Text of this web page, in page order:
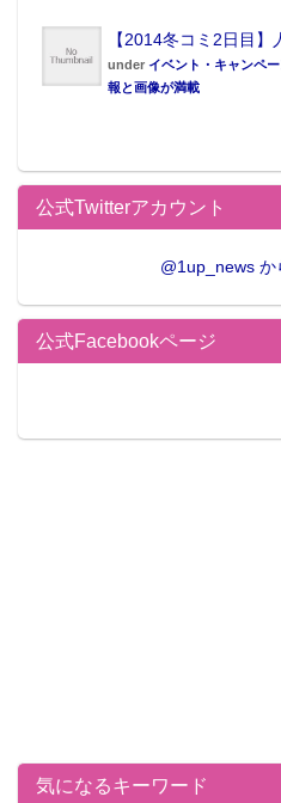
スタイリング／有咲
ヘアメイク／森本淳子
デザイン／坂上和也(banjo）
【2014冬コミ2日目】
under イベント・キャンペ
報と画像が満載
公式Twitterアカウント
@1up_news か
公式Facebookページ
気になるキーワード